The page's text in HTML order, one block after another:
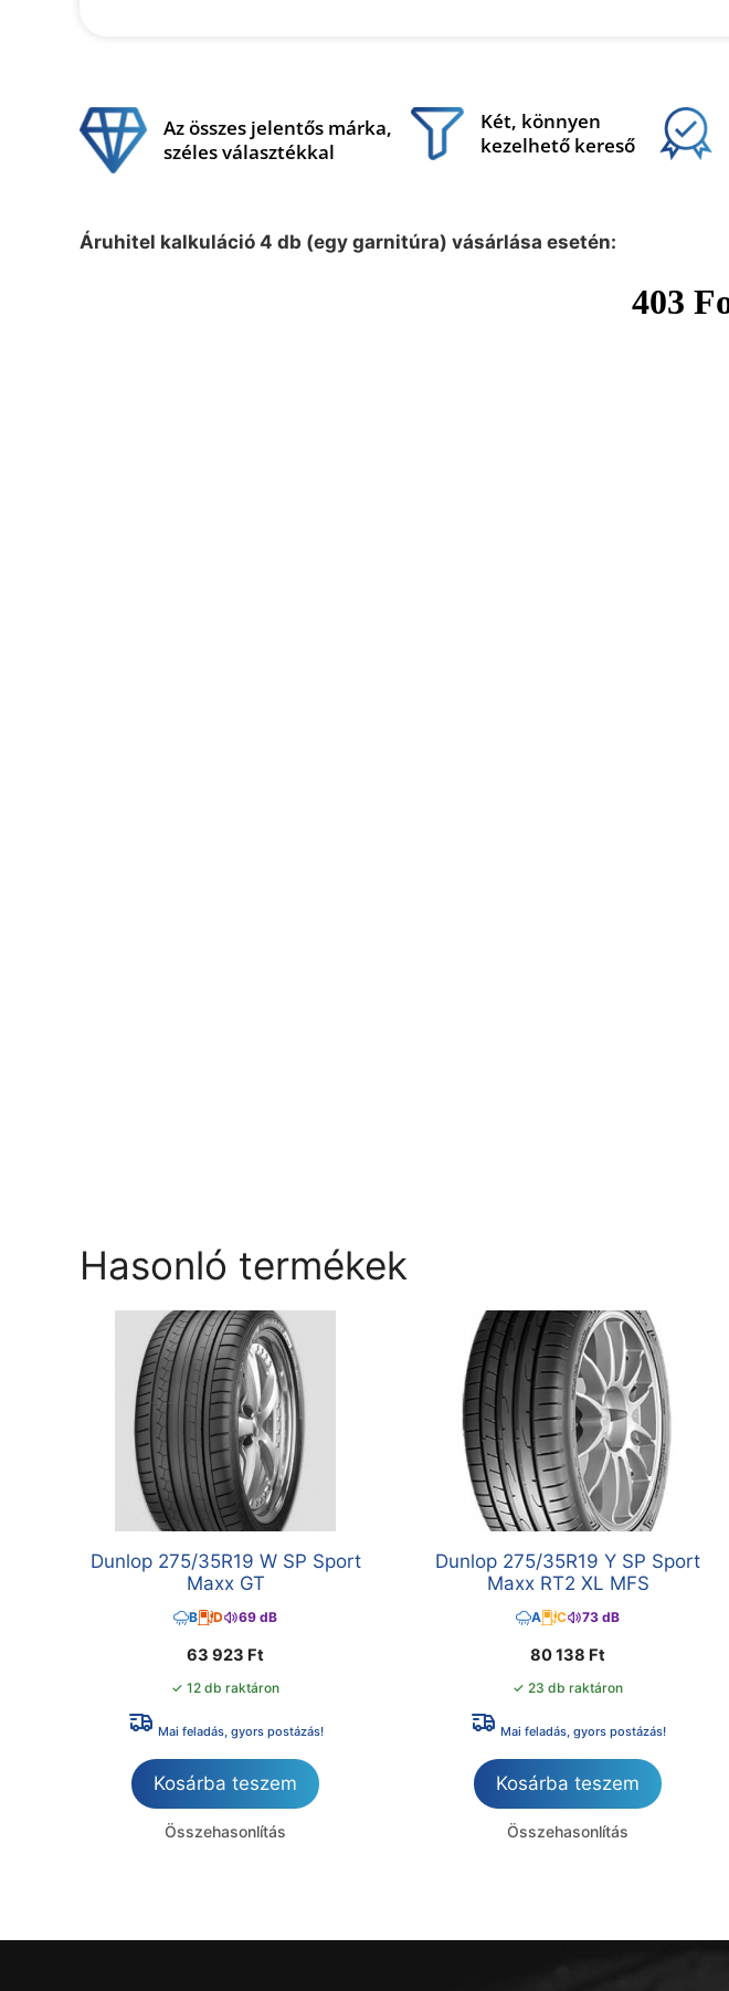
Az összes jelentős márka,
széles választékkal
Két, könnyen
kezelhető kereső
Áruhitel kalkuláció 4 db (egy garnitúra) vásárlása esetén:
Hasonló termékek
Dunlop 275/35R19 W SP Sport
Maxx GT
B D 69 dB
63 923 Ft
✓ 12 db raktáron
Mai feladás, gyors postázás!
Kosárba teszem
Összehasonlítás
Dunlop 275/35R19 Y SP Sport
Maxx RT2 XL MFS
A C 73 dB
80 138 Ft
✓ 23 db raktáron
Mai feladás, gyors postázás!
Kosárba teszem
Összehasonlítás